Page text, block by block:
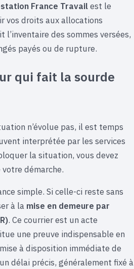
France Travailest le
vos droits aux allocations
l’inventaire des sommes versées,
payés ou de rupture.
qui fait la sourde
n’évolue pas, il est temps
interprétée par les services
la situation, vous devez
démarche.
simple. Si celle-ci reste sans
à la mise en demeure par
. Ce courrier est un acte
une preuve indispensable en
à disposition immédiate de
délai précis, généralement fixé à